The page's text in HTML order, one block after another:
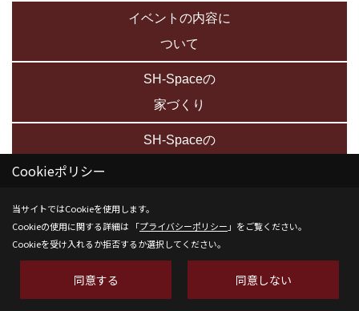
イベントの内容に
ついて
SH-Spaceの
家づくり
SH-Spaceの
予約する
Cookieポリシー
当サイトではCookieを使用します。
Cookieの使用に関する詳細は 「プライバシーポリシー 」をご覧ください。
Cookieを受け入れるか拒否するか選択してください。
同意する 同意しない